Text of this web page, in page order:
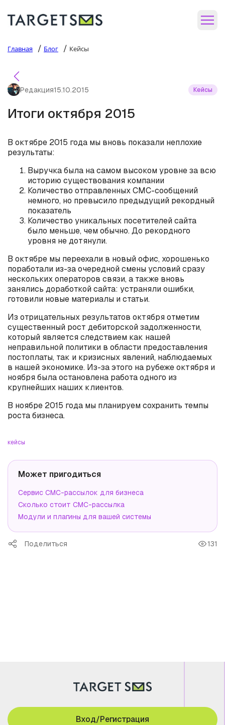
Главная / Блог / Кейсы
Редакция15.10.2015 Кейсы
Итоги октября 2015
В октябре 2015 года мы вновь показали неплохие
результаты:
Выручка была на самом высоком уровне за всю
историю существования компании
Количество отправленных СМС-сообщений
немного, но превысило предыдущий рекордный
показатель
Количество уникальных посетителей сайта
было меньше, чем обычно. До рекордного
уровня не дотянули.
В октябре мы переехали в новый офис, хорошенько
поработали из-за очередной смены условий сразу
нескольких операторов связи, а также вновь
занялись доработкой сайта: устраняли ошибки,
готовили новые материалы и статьи.
Из отрицательных результатов октября отметим
существенный рост дебиторской задолженности,
который является следствием как нашей
неправильной политики в области предоставления
постоплаты, так и кризисных явлений, наблюдаемых
в нашей экономике. Из-за этого на рубеже октября и
ноября была остановлена работа одного из
крупнейших наших клиентов.
В ноябре 2015 года мы планируем сохранить темпы
роста бизнеса.
кейсы
Может пригодиться
Сервис СМС-рассылок для бизнеса
Сколько стоит СМС-рассылка
Модули и плагины для вашей системы
Поделиться 131
Вход/Регистрация